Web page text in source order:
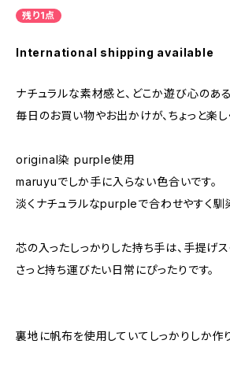
残り1点
International shipping available
ナチュラルな素材感と、どこか遊び心のある
毎日のお買い物やお出かけが、ちょっと楽し
original染 purple使用
maruyuでしか手に入らない色合いです。
淡くナチュラルなpurpleで合わせやすく馴
芯の入ったしっかりした持ち手は、手提げ
さっと持ち運びたい日常にぴったりです。
裏地に帆布を使用していてしっかりしか作